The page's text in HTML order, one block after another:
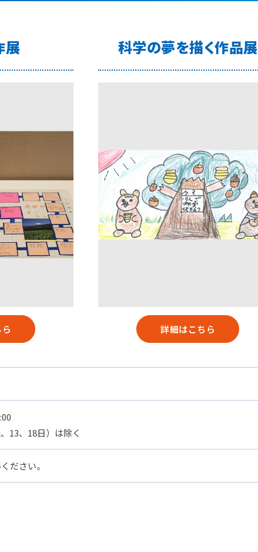
展 科学の夢を描く作品展
詳細はこちら
13、18日）は除く
ださい。